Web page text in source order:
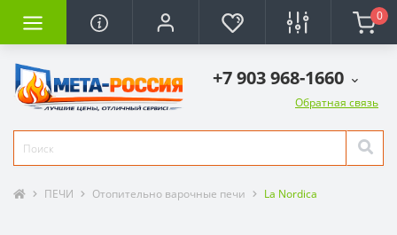
0
+7 903 968-1660
Обратная связь
ПЕЧИ Отопительно варочные печи La Nordica